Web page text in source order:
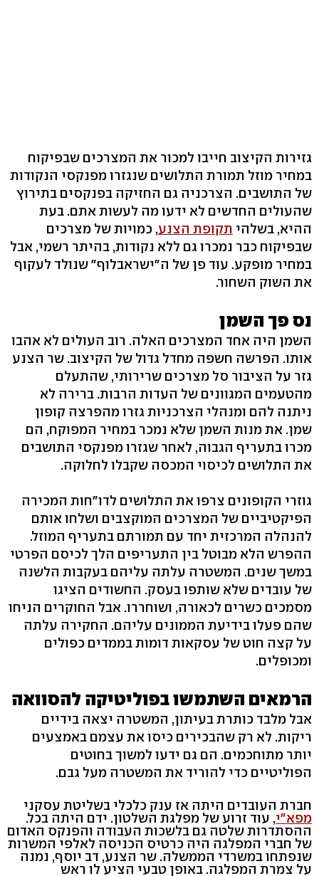
גזירות הקיצוב חייבו למכור את המצרכים שבפיקוח
במחיר מוזל תמורת התלושים שנגזרו מפנקסי הנקודות
של התושבים. הצרכניה גם החזיקה בפנקסים בתירוץ
שהעולים החדשים לא ידעו מה לעשות אתם. בעת
ההיא, בשלהי תקופת הצנע, כמויות של מצרכים
שבפיקוח כבר נמכרו גם ללא נקודות, בהיתר רשמי, אבל
במחיר מופקע. עוד פן של ה"ישראבלוף" שנולד לעקוף
את השוק השחור.
נס פך השמן
השמן היה אחד המצרכים האלה. רוב העולים לא אהבו
אותו. הפרשה חשפה מחדל גדול של הקיצוב. שר הצנע
גזר על הציבור סל מצרכים שרירותי, שהתעלם
מהטעמים המגוונים של העדות הרבות. ברירה לא
ניתנה להם ומנהלי הצרכניות גזרו מהפרצה קופון
שמן. את מנות השמן שלא נמכר במחיר המפוקח, הם
מכרו בתעריף הגבוה, לאחר שגזרו מפנקסי התושבים
את התלושים לכיסוי המכסה שקבלו לחלוקה.
גוזרי הקופונים צרפו את התלושים לדו"חות המכירה
הפיקטיביים של המצרכים המוקצבים ושלחו אותם
להנהלה המרכזית יחד עם תמורתם בתעריף המוזל.
ההפרש הלא מבוטל בין התעריפים הלך לכיסם הפרטי
במשך שנים. המשטרה עלתה עליהם בעקבות הלשנה
של עובדים שלא שותפו בעסק. החשודים הציגו
מסמכים כשרים לכאורה, ושוחררו. אבל החוקרים הניחו
שהם פעלו בידיעת הממונים עליהם. החקירה עלתה
על קצה חוט של עסקאות דומות בממדים כפולים
ומכופלים.
הרמאים השתמשו בפוליטיקה להסוואה
אבל מלבד כותרת בעיתון, המשטרה יצאה בידיים
ריקות. לא רק שהבכירים כיסו את עצמם באמצעים
יותר מתוחכמים. הם גם ידעו למשוך בחוטים
הפוליטיים כדי להוריד את המשטרה מעל גבם.
חברת העובדים היתה אז ענק כלכלי בשליטת עסקני
מפא"י, עוד זרוע של מפלגת השלטון. ידם היתה בכל.
ההסתדרות שלטה גם בלשכות העבודה והפנקס האדום
של חברי המפלגה היה כרטיס הכניסה לאלפי המשרות
שנפתחו במשרדי הממשלה. שר הצנע, דב יוסף, נמנה
על צמרת המפלגה. באופן טבעי הציע לו ראש